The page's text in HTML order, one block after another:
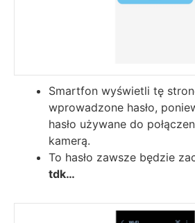
Smartfon wyświetli tę
wprowadzone hasło,
hasło używane do
kamerą.
To hasło zawsze będzie
tdk…